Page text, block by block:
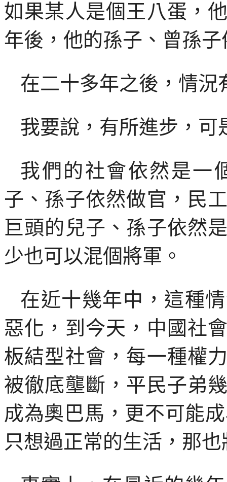
如果某人是個王八蛋，
年後，他的孫子、曾孫
在二十多年之後，情況
我要說，有所進步，可
我們的社會依然是一
子、孫子依然做官，民
巨頭的兒子、孫子依然
少也可以混個將軍。
在近十幾年中，這種
惡化，到今天，中國社
板結型社會，每一種權
被徹底壟斷，平民子弟
成為奧巴馬，更不可能
只想過正常的生活，那